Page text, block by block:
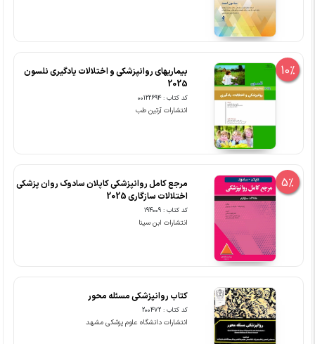
10%
بیماریهای روانپزشکی و اختلالات یادگیری نلسون
2025
کد کتاب : 00122694
انتشارات آرتین طب
5%
مرجع کامل روانپزشکی کاپلان سادوک روان پزشکی
اختلالات سازگاری 2025
کد کتاب : 194009
انتشارات ابن سینا
کتاب روانپزشکی مسئله محور
کد کتاب : 200472
انتشارات دانشگاه علوم پزشکی مشهد